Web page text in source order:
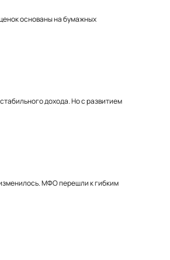
основаны на бумажных
дохода. Но с развитием
МФО перешли к гибким